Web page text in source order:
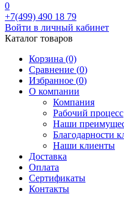
0
+7(499) 490 18 79
Войти в личный кабинет
Каталог товаров
Корзина (0)
Сравнение (0)
Избранное (0)
О компании
Компания
Рабочий процесс
Наши
Благодарности
Наши клиенты
Доставка
Оплата
Сертификаты
Контакты